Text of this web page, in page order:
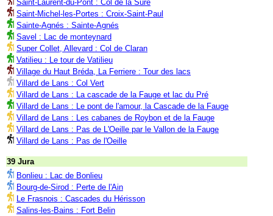
Saint-Laurent-du-Pont : Col de la Sûre
Saint-Michel-les-Portes : Croix-Saint-Paul
Sainte-Agnés : Sainte-Agnés
Savel : Lac de monteynard
Super Collet, Allevard : Col de Claran
Vatilieu : Le tour de Vatilieu
Village du Haut Bréda, La Ferriere : Tour des lacs
Villard de Lans : Col Vert
Villard de Lans : La cascade de la Fauge et lac du Pré
Villard de Lans : Le pont de l'amour, la Cascade de la Fauge
Villard de Lans : Les cabanes de Roybon et de la Fauge
Villard de Lans : Pas de L'Oeille par le Vallon de la Fauge
Villard de Lans : Pas de l'Oeille
39 Jura
Bonlieu : Lac de Bonlieu
Bourg-de-Sirod : Perte de l'Ain
Le Frasnois : Cascades du Hérisson
Salins-les-Bains : Fort Belin